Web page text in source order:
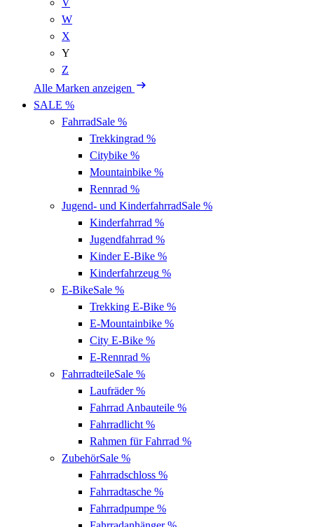
W
X
Y
Z
Alle Marken anzeigen
SALE %
FahrradSale %
Trekkingrad %
Citybike %
Mountainbike %
Rennrad %
Jugend- und KinderfahrradSale %
Kinderfahrrad %
Jugendfahrrad %
Kinder E-Bike %
Kinderfahrzeug %
E-BikeSale %
Trekking E-Bike %
E-Mountainbike %
City E-Bike %
E-Rennrad %
FahrradteileSale %
Laufräder%
Fahrrad Anbauteile %
Fahrradlicht %
Rahmen für Fahrrad %
ZubehörSale %
Fahrradschloss %
Fahrradtasche %
Fahrradpumpe %